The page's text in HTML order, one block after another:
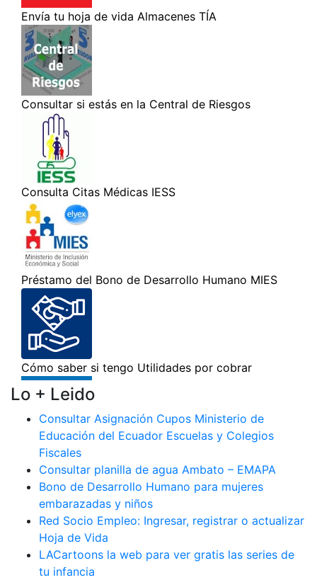
Lo + Leido
Consultar Asignación Cupos Ministerio de
Educación del Ecuador Escuelas y Colegios
Fiscales
Consultar planilla de agua Ambato – EMAPA
Bono de Desarrollo Humano para mujeres
embarazadas y niños
Red Socio Empleo: Ingresar, registrar o actualizar
Hoja de Vida
LACartoons la web para ver gratis las series de
tu infancia